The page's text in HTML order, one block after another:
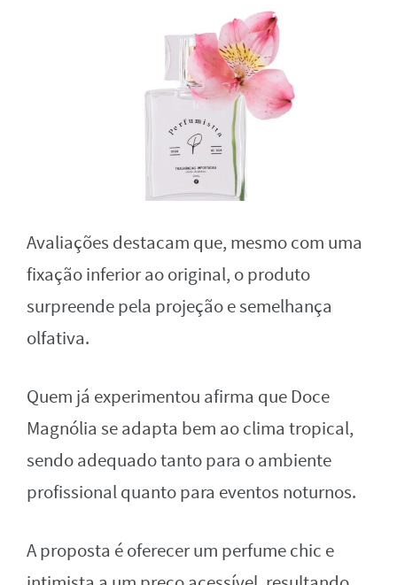
Avaliações destacam que, mesmo com uma
fixação inferior ao original, o produto
surpreende pela projeção e semelhança
olfativa.
Quem já experimentou afirma que Doce
Magnólia se adapta bem ao clima tropical,
sendo adequado tanto para o ambiente
profissional quanto para eventos noturnos.
A proposta é oferecer um perfume chic e